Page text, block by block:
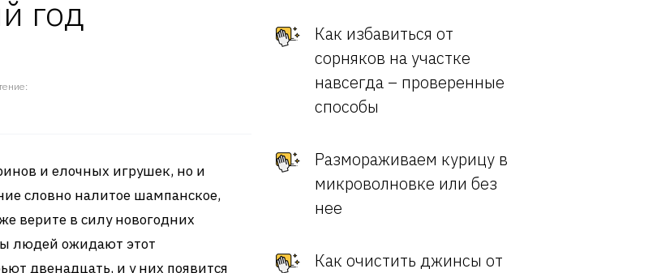
год
и елочных игрушек, но и
словно налитое шампанское,
верите в силу новогодних
людей ожидают этот
двенадцать, и у них появится
Как избавиться от
сорняков на участке
навсегда – проверенные
способы
Размораживаем курицу в
микроволновке или без
нее
Как очистить джинсы от